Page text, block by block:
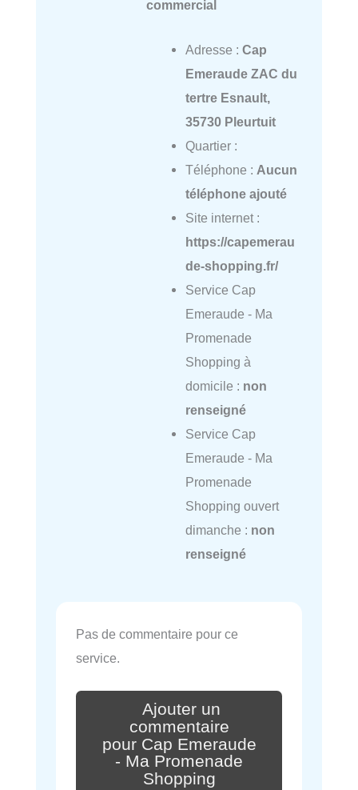
commercial
Adresse : Cap
Emeraude ZAC du
tertre Esnault,
35730 Pleurtuit
Quartier :
Téléphone : Aucun
téléphone ajouté
Site internet :
https://capemerau
de-shopping.fr/
Service Cap
Emeraude - Ma
Promenade
Shopping à
domicile : non
renseigné
Service Cap
Emeraude - Ma
Promenade
Shopping ouvert
dimanche : non
renseigné
Pas de commentaire pour ce
service.
Ajouter un
commentaire
pour Cap Emeraude
- Ma Promenade
Shopping